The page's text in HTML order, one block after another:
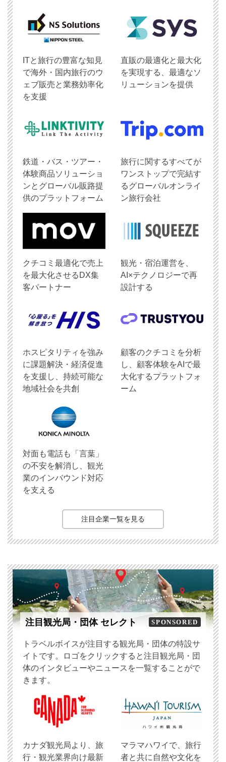
ITと旅行の豊富な知見
で海外・国内旅行のウ
ェブ販売と業務効率化
を支援
直販の最適化と最大化
を実現する、最適なソ
リューションを提供
鉄道・バス・ツアー・
体験商品ソリューショ
ンとグローバル販路提
供のプラットフォーム
旅行に関するすべてが
ワンストップで完結す
るグローバルオンライ
ン旅行会社
クチコミ最適化で売上
を最大化させるDX集
客パートナー
観光・宿泊運営を、
AI×テクノロジーで再
設計する
ホスピタリティを強み
に課題解決・経済促進
を支援し、持続可能な
地域社会を共創
顧客のクチコミを分析
し、顧客体験をAIで最
大化するプラットフォ
ーム
対面も電話も「言葉」
の不安を解消し、観光
業のインバウンド対応
を支える
注目企業一覧を見る
注目観光局・団体 セレクト SPONSORED
トラベルボイスが注目する観光局・団体の特設サ
イトです。ロゴをクリックすると注目観光局・団
体のインタビューやニュースを一覧することがで
きます。
​カナダ観光局より、旅
行・観光業界向け最新
マラマハワイで、旅行
者と共に自然や文化を